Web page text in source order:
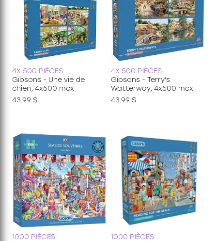
4X 500 PIÈCES
Gibsons - Une vie de
chien, 4x500 mcx
43.99 $
4X 500 PIÈCES
Gibsons - Terry's
Watterway, 4x500 mcx
43.99 $
1000 PIÈCES
1000 PIÈCES